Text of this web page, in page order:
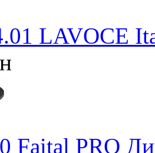
LAVOCE
Faital PRO